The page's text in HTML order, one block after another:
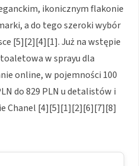
ikonicznym flakonie
a do tego szeroki wybór
[5][2][4][1]. Już na wstępie
w sprayu dla
online, w pojemności 100
do 829 PLN u detalistów i
Chanel [4][5][1][2][6][7][8]